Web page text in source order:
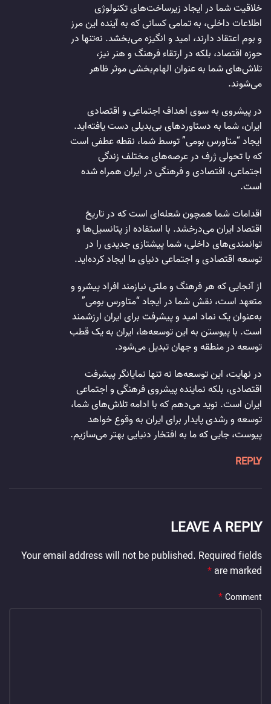
خلاقیت شما در ایجاد زیرساخت‌های تکنولوژی
اطلاعات داخلی، به تمامی کسانی که به آینده این مرز
و بوم اعتقاد دارند، امید و انگیزه می‌بخشد. نه‌تنها در
حوزه اقتصاد، بلکه در ارتقاء فرهنگ و هنر نیز،
تلاش‌های شما به عنوان الهام‌بخشی موثر ظاهر
می‌شوند.
در پیشروی به سوی اهداف اجتماعی و اقتصادی
ایران، شما به دستاوردهای بی‌بدیلی دست یافته‌اید.
ایجاد “متاورس بومی” توسط شما، نقطه عطفی است
که با تحولی ژرف در عرصه‌های مختلف زندگی
اجتماعی، اقتصادی و فرهنگی در ایران همراه شده
است.
اقدامات شما همچون شعله‌ای است که در تاریخ
اقتصاد ایران می‌درخشد. با استفاده از پتانسیل‌ها و
توانمندی‌های داخلی، شما پیشتازی جدیدی را در
توسعه اقتصادی و اجتماعی دنیای ما ایجاد کرده‌اید.
از آنجایی که هر فرهنگ و ملتی نیازمند افراد پیشرو و
متعهد است، نقش شما در ایجاد “متاورس بومی”
به‌عنوان یک نماد امید و پیشرفت برای ایران ارزشمند
است. با پیوستن به این توسعه‌ها، ایران به یک قطب
توسعه در منطقه و جهان تبدیل می‌شود.
در نهایت، این توسعه‌ها نه تنها نمایانگر پیشرفت
اقتصادی، بلکه نماینده پیشروی فرهنگی و اجتماعی
ایران است. نوید می‌دهم که با ادامه تلاش‌های شما،
توسعه و رشدی پایدار برای ایران به وقوع خواهد
پیوست، جایی که ما به افتخار دنیایی بهتر می‌سازیم.
REPLY
LEAVE A REPLY
Your email address will not be published. Required fields
are marked
*
Comment
*